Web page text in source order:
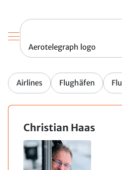
Aerotelegraph logo
Airlines Flughäfen
Christian Haas